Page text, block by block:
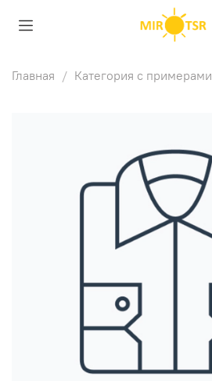
Главная Категория с примерами